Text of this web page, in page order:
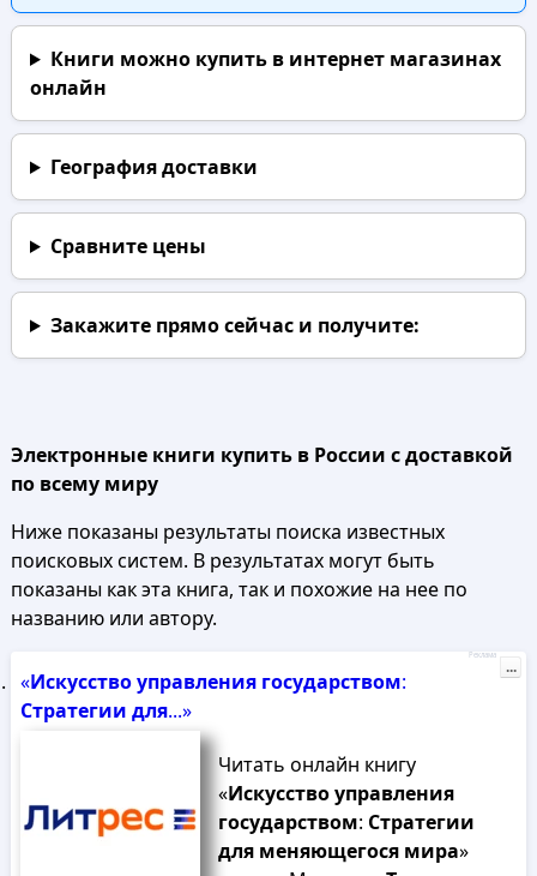
Книги можно купить в интернет магазинах
онлайн
География доставки
Сравните цены
Закажите прямо сейчаси получите:
Электронные книги купить в России с доставкой
по всему миру
Ниже показаны результаты поиска известных
поисковых систем. В результатах могут быть
показаны как эта книга, так и похожие на нее по
названию или автору.
«Искусствоуправления государством:
Стратегии для...»
Читать онлайн книгу
«Искусствоуправления
государством: Стратегии
для меняющегося мира»
Реклама
...